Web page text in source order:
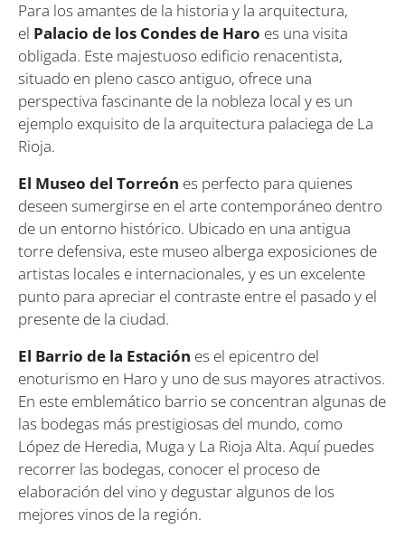
Para los amantes de la historia y la arquitectura,
el Palacio de los Condes de Haro es una visita
obligada. Este majestuoso edificio renacentista,
situado en pleno casco antiguo, ofrece una
perspectiva fascinante de la nobleza local y es un
ejemplo exquisito de la arquitectura palaciega de La
Rioja.
El Museo del Torreón es perfecto para quienes
deseen sumergirse en el arte contemporáneo dentro
de un entorno histórico. Ubicado en una antigua
torre defensiva, este museo alberga exposiciones de
artistas locales e internacionales, y es un excelente
punto para apreciar el contraste entre el pasado y el
presente de la ciudad.
El Barrio de la Estación es el epicentro del
enoturismo en Haro y uno de sus mayores atractivos.
En este emblemático barrio se concentran algunas de
las bodegas más prestigiosas del mundo, como
López de Heredia, Muga y La Rioja Alta. Aquí puedes
recorrer las bodegas, conocer el proceso de
elaboración del vino y degustar algunos de los
mejores vinos de la región.